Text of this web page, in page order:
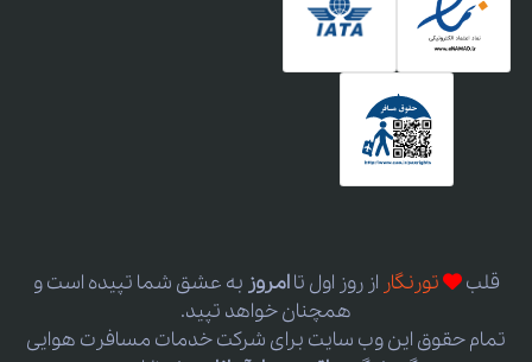
قلب تورنگار از روز اول تاامروز به عشق شما تپیده است و
همچنان خواهد تپید.
تمام حقوق این وب سایت برای شرکت خدمات مسافرت هوایی